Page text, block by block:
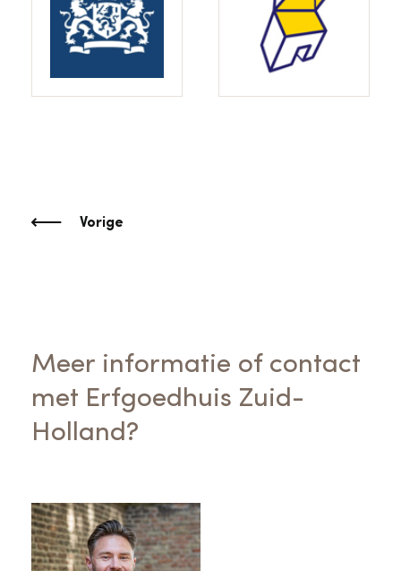
Vorige
Meer informatie of contact
met Erfgoedhuis Zuid-
Holland?